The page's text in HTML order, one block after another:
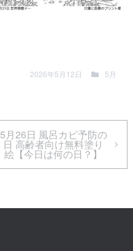
2026年5月12日 5月
5月26日 風呂カビ予防の
日 高齢者向け無料塗り
絵【今日は何の日？】